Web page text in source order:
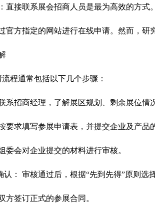
直接联系展会招商人员是最为高效的方式
官方指定的网站进行在线申请。然而，研
程通常包括以下几个步骤：
系招商经理，了解展区规划、剩余展位情
要求填写参展申请表，并提交企业及产品
委会对企业提交的材料进行审核。
： 审核通过后，根据“先到先得”原则选
方签订正式的参展合同。